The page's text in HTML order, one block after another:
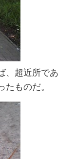
、超近所であ
ものだ。